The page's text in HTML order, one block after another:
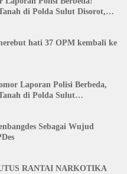
di Polda Sulut Disorot,
hati 37 OPM kembali ke
Laporan Polisi Berbeda,
di Polda Sulut
Sebagai Wujud
RANTAI NARKOTIKA